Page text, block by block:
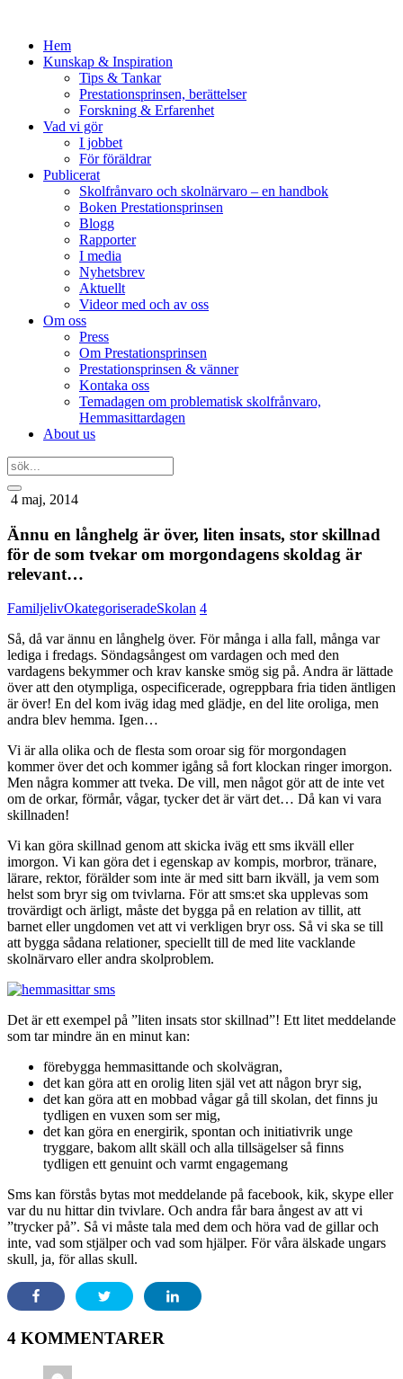
Hem
Kunskap & Inspiration
Tips & Tankar
Prestationsprinsen, berättelser
Forskning & Erfarenhet
Vad vi gör
I jobbet
För föräldrar
Publicerat
Skolfrånvaro och skolnärvaro – en handbok
Boken Prestationsprinsen
Blogg
Rapporter
I media
Nyhetsbrev
Aktuellt
Videor med och av oss
Om oss
Press
Om Prestationsprinsen
Prestationsprinsen & vänner
Kontaka oss
Temadagen om problematisk skolfrånvaro,
Hemmasittardagen
About us
4 maj, 2014
Ännu en långhelg är över, liten insats, stor skillnad
för de som tvekar om morgondagens skoldag är
relevant…
FamiljelivOkategoriseradeSkolan 4
Så, då var ännu en långhelg över. För många i alla fall, många var
lediga i fredags. Söndagsångest om vardagen och med den
vardagens bekymmer och krav kanske smög sig på. Andra är lättade
över att den otympliga, ospecificerade, ogreppbara fria tiden äntligen
är över! En del kom iväg idag med glädje, en del lite oroliga, men
andra blev hemma. Igen…
Vi är alla olika och de flesta som oroar sig för morgondagen
kommer över det och kommer igång så fort klockan ringer imorgon.
Men några kommer att tveka. De vill, men något gör att de inte vet
om de orkar, förmår, vågar, tycker det är värt det… Då kan vi vara
skillnaden!
Vi kan göra skillnad genom att skicka iväg ett sms ikväll eller
imorgon. Vi kan göra det i egenskap av kompis, morbror, tränare,
lärare, rektor, förälder som inte är med sitt barn ikväll, ja vem som
helst som bryr sig om tvivlarna. För att sms:et ska upplevas som
trovärdigt och ärligt, måste det bygga på en relation av tillit, att
barnet eller ungdomen vet att vi verkligen bryr oss. Så vi ska se till
att bygga sådana relationer, speciellt till de med lite vacklande
skolnärvaro eller andra skolproblem.
Det är ett exempel på ”liten insats stor skillnad”! Ett litet meddelande
som tar mindre än en minut kan:
förebygga hemmasittande och skolvägran,
det kan göra att en orolig liten själ vet att någon bryr sig,
det kan göra att en mobbad vågar gå till skolan, det finns ju
tydligen en vuxen som ser mig,
det kan göra en energirik, spontan och initiativrik unge
tryggare, bakom allt skäll och alla tillsägelser så finns
tydligen ett genuint och varmt engagemang
Sms kan förstås bytas mot meddelande på facebook, kik, skype eller
var du nu hittar din tvivlare. Och andra får bara ångest av att vi
”trycker på”. Så vi måste tala med dem och höra vad de gillar och
inte, vad som stjälper och vad som hjälper. För våra älskade ungars
skull, ja, för allas skull.
4 KOMMENTARER